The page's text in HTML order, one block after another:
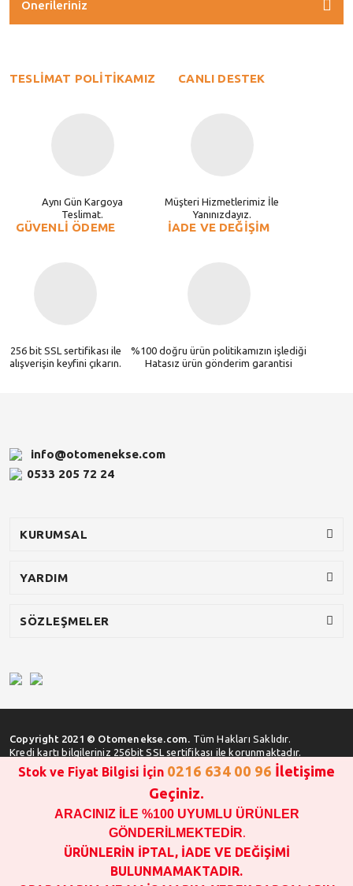
Önerileriniz
TESLİMAT POLİTİKAMIZ
Aynı Gün Kargoya
Teslimat.
CANLI DESTEK
Müşteri Hizmetlerimiz İle
Yanınızdayız.
GÜVENLİ ÖDEME
256 bit SSL sertifikası ile
alışverişin keyfini çıkarın.
İADE VE DEĞİŞİM
%100 doğru ürün politikamızın işlediği
Hatasız ürün gönderim garantisi
info@otomenekse.com
0533 205 72 24
KURUMSAL
YARDIM
SÖZLEŞMELER
Copyright 2021 © Otomenekse.com. Tüm Hakları Saklıdır.
Kredi kartı bilgileriniz 256bit SSL sertifikası ile korunmaktadır.
SATIN ALMA İŞLEMİ YAPMADAN ÖNCE
STOK VE FİYAT BİLGİSİ ALINIZ !!!
1000 TL VE ÜSTÜ SİPARİŞ VERİLEBİLİR!!!
OPAR MARKA VE MAİS MARKA YEDEK PARÇALARIN
GARANTİSİ YOKTUR!!!!!!!!!!!
Stok ve Fiyat Bilgisi İçin 0216 634 00 96 İletişime
Geçiniz.
ARACINIZ İLE %100 UYUMLU ÜRÜNLER
GÖNDERİLMEKTEDİR.
ÜRÜNLERİN İPTAL, İADE VE DEĞİŞİMİ
BULUNMAMAKTADIR.